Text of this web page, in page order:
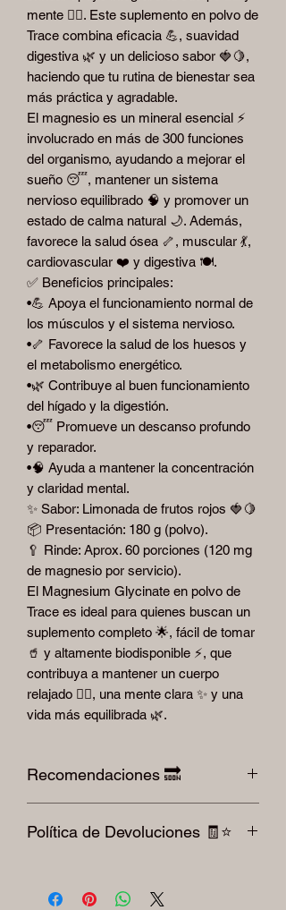
mente 🧘‍♀️. Este suplemento en polvo de
Trace combina eficacia 💪, suavidad
digestiva 🌿 y un delicioso sabor 🍓🍋,
haciendo que tu rutina de bienestar sea
más práctica y agradable.
El magnesio es un mineral esencial ⚡
involucrado en más de 300 funciones
del organismo, ayudando a mejorar el
sueño 😴, mantener un sistema
nervioso equilibrado 🧠 y promover un
estado de calma natural 🌙. Además,
favorece la salud ósea 🦴, muscular 💃,
cardiovascular ❤️ y digestiva 🍽️.
✅ Beneficios principales:
•💪 Apoya el funcionamiento normal de
los músculos y el sistema nervioso.
•🦴 Favorece la salud de los huesos y
el metabolismo energético.
•🌿 Contribuye al buen funcionamiento
del hígado y la digestión.
•😴 Promueve un descanso profundo
y reparador.
•🧠 Ayuda a mantener la concentración
y claridad mental.
✨ Sabor: Limonada de frutos rojos 🍓🍋
📦 Presentación: 180 g (polvo).
🥄 Rinde: Aprox. 60 porciones (120 mg
de magnesio por servicio).
El Magnesium Glycinate en polvo de
Trace es ideal para quienes buscan un
suplemento completo 🌟, fácil de tomar
🥤 y altamente biodisponible ⚡, que
contribuya a mantener un cuerpo
relajado 🧘‍♂️, una mente clara ✨ y una
vida más equilibrada 🌿.
Recomendaciones 🔜
saturados en grasas 🧈, cuidar los
minutos de ejercicio diario 🏋🏾💪🏼, dormir
Política de Devoluciones 🧾⭐️
respetar la factura y el producto sellado.